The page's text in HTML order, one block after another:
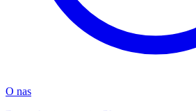
O nas